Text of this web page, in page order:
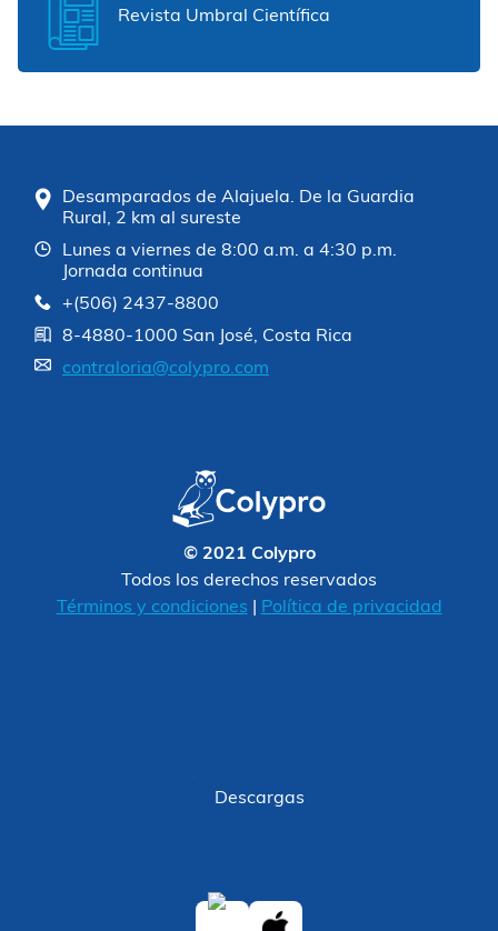
Revista Umbral Científica
Desamparados de Alajuela. De la Guardia
Rural, 2 km al sureste
Lunes a viernes de 8:00 a.m. a 4:30 p.m.
Jornada continua
+(506) 2437-8800
8-4880-1000 San José, Costa Rica
contraloria@colypro.com
© 2021 Colypro
Todos los derechos reservados
Términos y condiciones
Política de privacidad
Descargas